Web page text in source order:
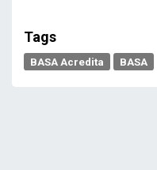
Tags
BASA Acredita BASA